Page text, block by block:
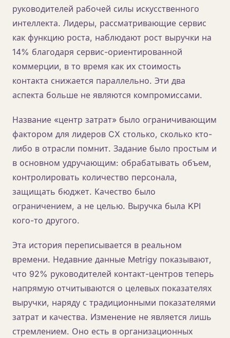
руководителей рабочей силы искусственного
интеллекта. Лидеры, рассматривающие сервис
как функцию роста, наблюдают рост выручки на
14% благодаря сервис-ориентированной
коммерции, в то время как их стоимость
контакта снижается параллельно. Эти два
аспекта больше не являются компромиссами.
Название «центр затрат» было ограничивающим
фактором для лидеров CX столько, сколько кто-
либо в отрасли помнит. Задание было простым и
в основном удручающим: обрабатывать объем,
контролировать количество персонала,
защищать бюджет. Качество было
ограничением, а не целью. Выручка была KPI
кого-то другого.
Эта история переписывается в реальном
времени. Недавние данные Metrigy показывают,
что 92% руководителей контакт-центров теперь
напрямую отчитываются о целевых показателях
выручки, наряду с традиционными показателями
затрат и качества. Изменение не является лишь
стремлением. Оно есть в организационных